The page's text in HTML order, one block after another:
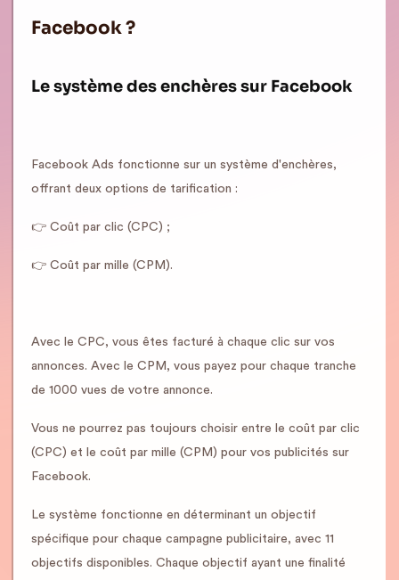
Facebook ?
Le système des enchères sur Facebook
Facebook Ads fonctionne sur un système d'enchères,
offrant deux options de tarification :
👉 Coût par clic (CPC) ;
👉 Coût par mille (CPM).
Avec le CPC, vous êtes facturé à chaque clic sur vos
annonces. Avec le CPM, vous payez pour chaque tranche
de 1000 vues de votre annonce.
Vous ne pourrez pas toujours choisir entre le coût par clic
(CPC) et le coût par mille (CPM) pour vos publicités sur
Facebook.
Le système fonctionne en déterminant un objectif
spécifique pour chaque campagne publicitaire, avec 11
objectifs disponibles. Chaque objectif ayant une finalité